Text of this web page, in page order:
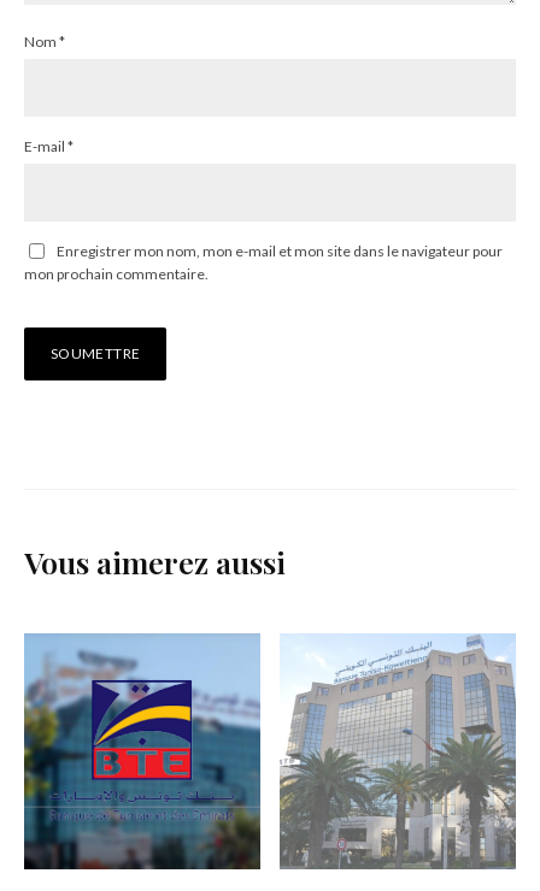
Nom *
E-mail *
Enregistrer mon nom, mon e-mail et mon site dans le navigateur pour
mon prochain commentaire.
Vous aimerez aussi